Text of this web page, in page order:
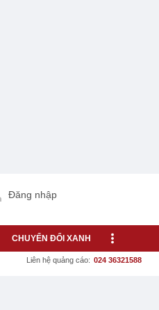
Đăng nhập
CHUYỂN ĐỔI XANH
Liên hệ quảng cáo: 024 36321588